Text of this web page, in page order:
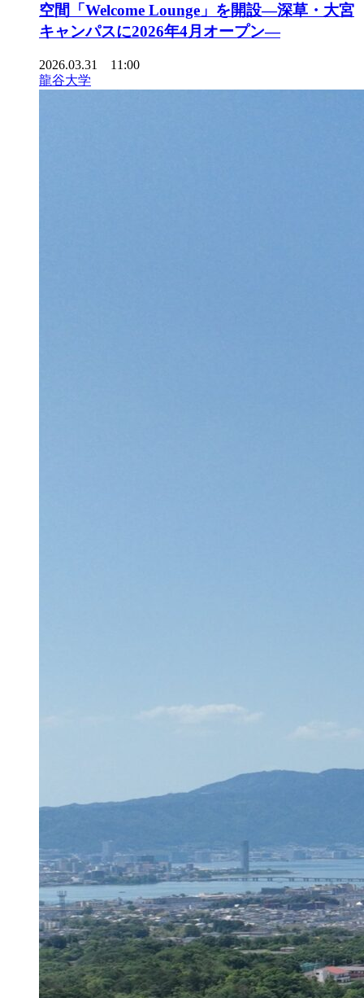
空間「Welcome Lounge」を開設―深草・大宮
キャンパスに2026年4月オープン―
2026.03.31 11:00
龍谷大学